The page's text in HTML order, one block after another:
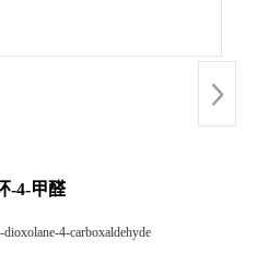
-4-甲醛
4-carboxaldehyde